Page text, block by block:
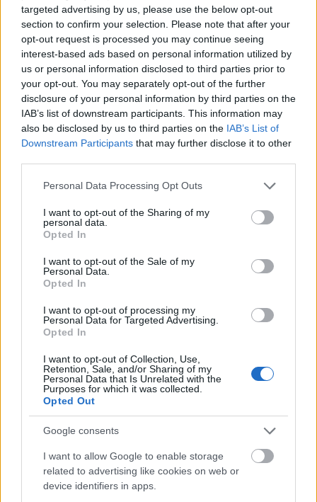
targeted advertising by us, please use the below opt-out
section to confirm your selection. Please note that after your
opt-out request is processed you may continue seeing
interest-based ads based on personal information utilized by
us or personal information disclosed to third parties prior to
your opt-out. You may separately opt-out of the further
disclosure of your personal information by third parties on the
IAB’s list of downstream participants. This information may
also be disclosed by us to third parties on the IAB’s List of
Downstream Participants that may further disclose it to other
Please note that this website/app uses one or more Google
not limited to your visit or usage behaviour. You may click to
grant or deny consent to Google and its third-party tags to
use your data for below specified purposes in below Google
consent section.
Personal Data Processing Opt Outs
I want to opt-out of the Sharing of my
personal data.
Opted In
I want to opt-out of the Sale of my
Personal Data.
Opted In
I want to opt-out of processing my
Personal Data for Targeted Advertising.
Opted In
I want to opt-out of Collection, Use,
Retention, Sale, and/or Sharing of my
Personal Data that Is Unrelated with the
Purposes for which it was collected.
Opted Out
Google consents
I want to allow Google to enable storage
related to advertising like cookies on web or
device identifiers in apps.
fizikai konfrontációba kerülni a másik emberrel és ő ennek
ellenére megtámadott - azaz szó nincs szabályokról,
meccsről, vigyázzunk a másikról. Ugyanígy
fegyverhasználat esetén is meglepő, de sokkal
hatékonyabban és gyorsabban visszaverhető a támadás ha
nem a másik életét akarjuk feltétlenül kioltani (stratégiai és
demoralizációs szempontból is sokkal hatásosabb egy
csúnya sérülés, amit simán túl lehet élni, de harcolni nem,
ordítani igen, - mint egy halál).
az amikor tényleg muszáj, tökösebb és bátrabb lesz mint
Szerintem.
Persze még bölcsebb látszólag fogni, de ha ártatlanokra
kell lőni, akkor inkább én legyek ott aki majd akkor nem öl.
Rigor 2011.08.11 13:02:37
Ez a srác már akkor is vérfagyasztóan nézett ki. Ez a korral
csak fokozódott.
Rigor 2011.08.15 12:13:32